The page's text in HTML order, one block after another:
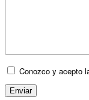
Conozco y acepto